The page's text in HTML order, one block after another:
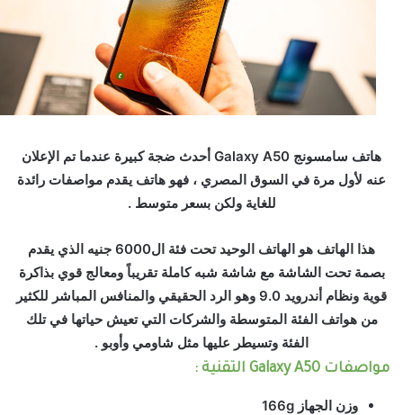
هاتف سامسونج Galaxy A50 أحدث ضجة كبيرة عندما تم الإعلان
عنه لأول مرة في السوق المصري ، فهو هاتف يقدم مواصفات رائدة
للغاية ولكن بسعر متوسط .
هذا الهاتف هو الهاتف الوحيد تحت فئة ال6000 جنيه الذي يقدم
بصمة تحت الشاشة مع شاشة شبه كاملة تقريباً ومعالج قوي بذاكرة
قوية ونظام أندرويد 9.0 وهو الرد الحقيقي والمنافس المباشر للكثير
من هواتف الفئة المتوسطة والشركات التي تعيش حياتها في تلك
الفئة وتسيطر عليها مثل شاومي وأوبو .
مواصفات Galaxy A50 التقنية :
وزن الجهاز 166g